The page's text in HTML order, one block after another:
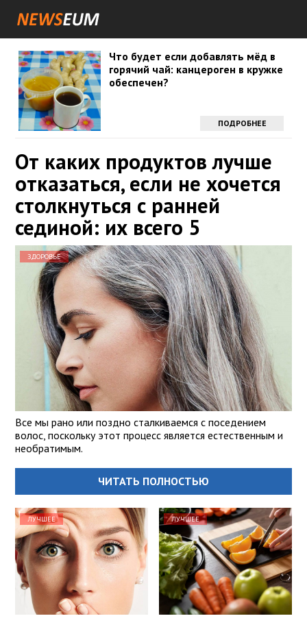
Что будет если добавлять мёд в
горячий чай: канцероген в кружке
обеспечен?
ПОДРОБНЕЕ
От каких продуктов лучше
отказаться, если не хочется
столкнуться с ранней
сединой: их всего 5
ЗДОРОВЬЕ
Все мы рано или поздно сталкиваемся с поседением
волос, поскольку этот процесс является естественным и
необратимым.
ЧИТАТЬ ПОЛНОСТЬЮ
ЛУЧШЕЕ ЛУЧШЕЕ